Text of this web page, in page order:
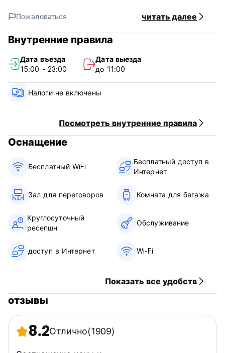
собора. Отель находится недалеко от нескольких
известных достопримечательностей, примерно в 500 м
от Исторического музея Страсбурга и примерно в 600 м
от церкви Святого Павла. Рождественский рынок
университета находятся в 700 м от хостела.
К услугам гостей бар, общий лаундж и бесплатный Wi-Fi.
(Auto-translated from original language)
Пожаловаться читать далее
Внутренние правила
Дата въезда
15:00 - 23:00
Дата выезда
до 11:00
Налоги не включены
Посмотреть внутренние правила
Оснащение
Бесплатный WiFi
Бесплатный доступ в
Интернет
Зал для переговоров Комната для багажа
Круглосуточный
ресепшн
Обслуживание
доступ в Интернет Wi-Fi
Показать все удобств
отзывы
8.2Отлично(1909)